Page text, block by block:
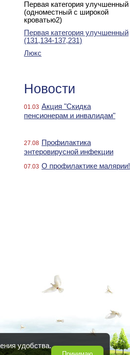
Первая категория улучшенный
(одноместный с широкой
кроватью2)
Первая категория улучшенный
(131,134-137,231)
Люкс
Новости
01.03 Акция "Скидка
пенсионерам и инвалидам"
27.08 Профилактика
энтеровирусной инфекции
07.03 О профилактике малярии!
удобства.